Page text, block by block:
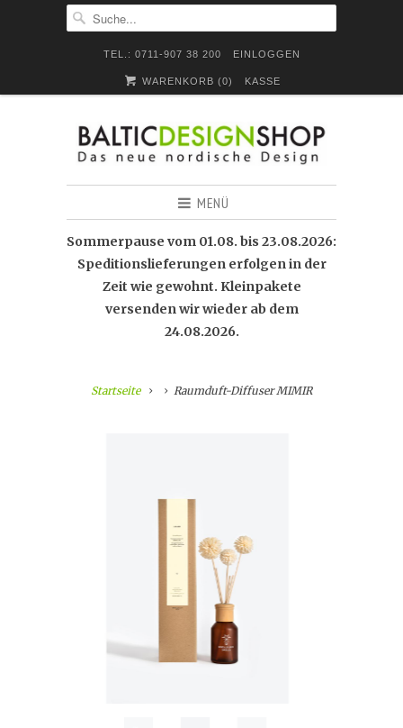
TEL.: 0711-907 38 200 EINLOGGEN
WARENKORB (0) KASSE
MENÜ
Sommerpause vom 01.08. bis 23.08.2026:
Speditionslieferungen erfolgen in der
Zeit wie gewohnt. Kleinpakete
versenden wir wieder ab dem
24.08.2026.
Startseite Raumduft-Diffuser MIMIR